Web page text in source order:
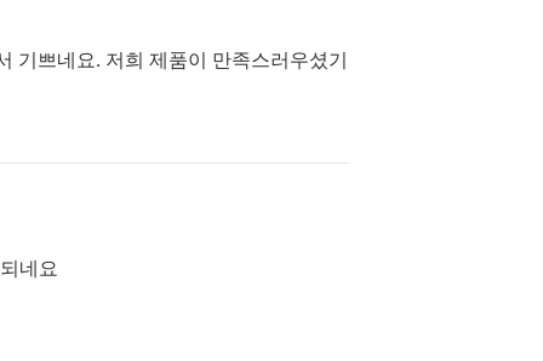
기쁘네요. 저희 제품이 만족스러우셨기
네요